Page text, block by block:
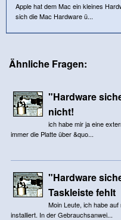
Apple hat dem Mac ein kleines
sich die Mac Hardware ü...
Ähnliche Fragen:
"Hardware
nicht!
ich habe mir ja eine
immer die Platte über &quo...
"Hardware
Taskleiste fehlt
Moin Leute, ich habe
installiert. In der Gebrauchsanwei...